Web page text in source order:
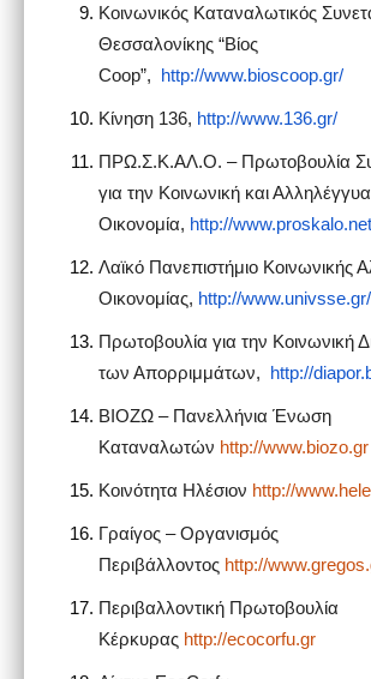
Κοινωνικός Καταναλωτικός
Θεσσαλονίκης “Βίος
Coop”, http://www.bioscoop.gr/
Κίνηση 136, http://www.136.gr/
ΠΡΩ.Σ.Κ.ΑΛ.Ο. – Πρωτοβουλία
για την Κοινωνική και Αλληλέγγυα
Οικονομία, http://
Λαϊκό Πανεπιστήμιο Κοινωνικής
Οικονομίας, http://www.univsse.gr/
Πρωτοβουλία για την Κοινωνική
των Απορριμμάτων, http://
ΒΙΟΖΩ – Πανελλήνια Ένωση
Καταναλωτών http://www.biozo.gr
Κοινότητα Ηλέσιον http://
Γραίγος – Οργανισμός
Περιβάλλοντος http://
Περιβαλλοντική Πρωτοβουλία
Κέρκυρας http://ecocorfu.gr